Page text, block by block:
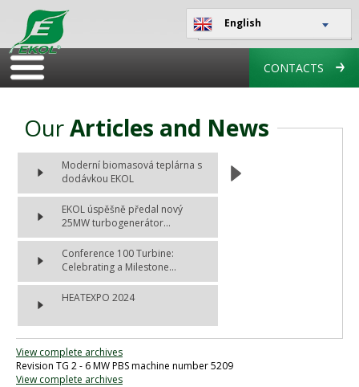
English
CONTACTS
OurArticles and News
Moderní biomasová teplárna s
dodávkou EKOL
EKOL úspěšně předal nový
25MW turbogenerátor...
Conference 100 Turbine:
Celebrating a Milestone...
HEATEXPO 2024
View complete archives
Revision TG 2 - 6 MW PBS machine number 5209
View complete archives